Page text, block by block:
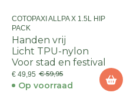
COTOPAXI ALLPA X 1.5L HIP
PACK
Handen vrij
Licht TPU-nylon
Voor stad en festival
€ 49,95 € 59,95
Op voorraad